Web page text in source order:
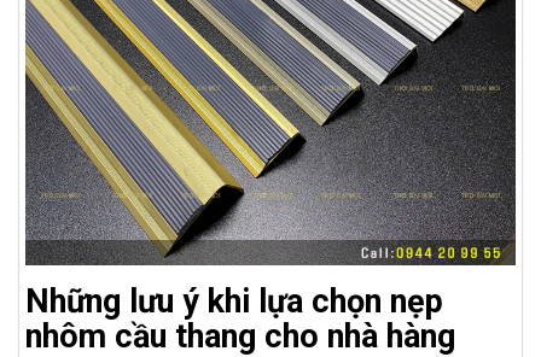
Những lưu ý khi lựa chọn nẹp
nhôm cầu thang cho nhà hàng